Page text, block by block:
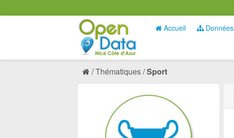
Accueil Données
Thématiques Sport